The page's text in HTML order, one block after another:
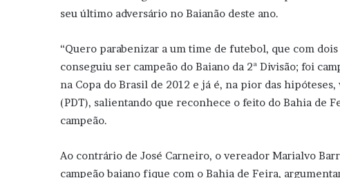
seu último adversário no Baianão deste ano.
“Quero parabenizar a um time de futebol, que com
conseguiu ser campeão do Baiano da 2ª Divisão; foi
na Copa do Brasil de 2012 e já é, na pior das
(PDT), salientando que reconhece o feito do Bahia de
campeão.
Ao contrário de José Carneiro, o vereador Marialvo
campeão baiano fique com o Bahia de Feira,